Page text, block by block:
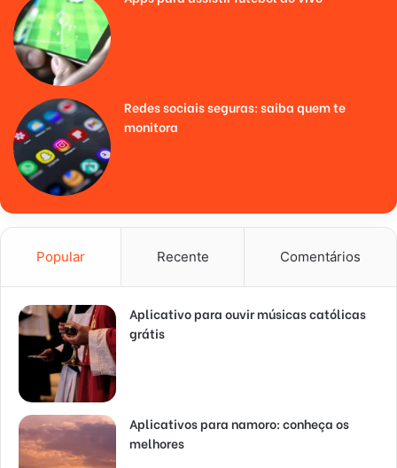
Redes sociais seguras: saiba quem te
monitora
Popular Recente Comentários
Aplicativo para ouvir músicas católicas
grátis
Aplicativos para namoro: conheça os
melhores